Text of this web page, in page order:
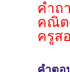
คำถ
คณิต
ครูส